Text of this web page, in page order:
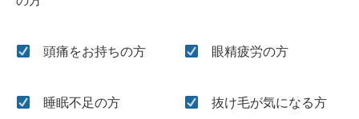
頭痛をお持ちの方 眼精疲労の方
睡眠不足の方 抜け毛が気になる方